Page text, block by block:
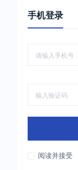
手机登录
阅读并接受